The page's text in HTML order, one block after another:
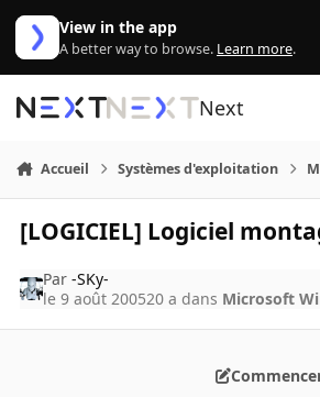
Aller au contenu
View in the app
A better way to browse. Learn more.
Next
Accueil Systèmes d'exploitation
[LOGICIEL] Logiciel
Par-SKy-
le 9 août 200520 a dans Microsoft